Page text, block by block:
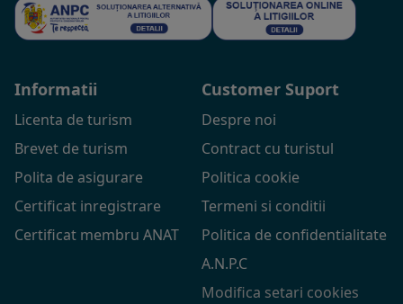
Informatii
Licenta de turism
Brevet de turism
Polita de asigurare
Certificat inregistrare
Certificat membru ANAT
Customer Suport
Despre noi
Contract cu turistul
Politica cookie
Termeni si conditii
Politica de confidentialitate
A.N.P.C
Modifica setari cookies